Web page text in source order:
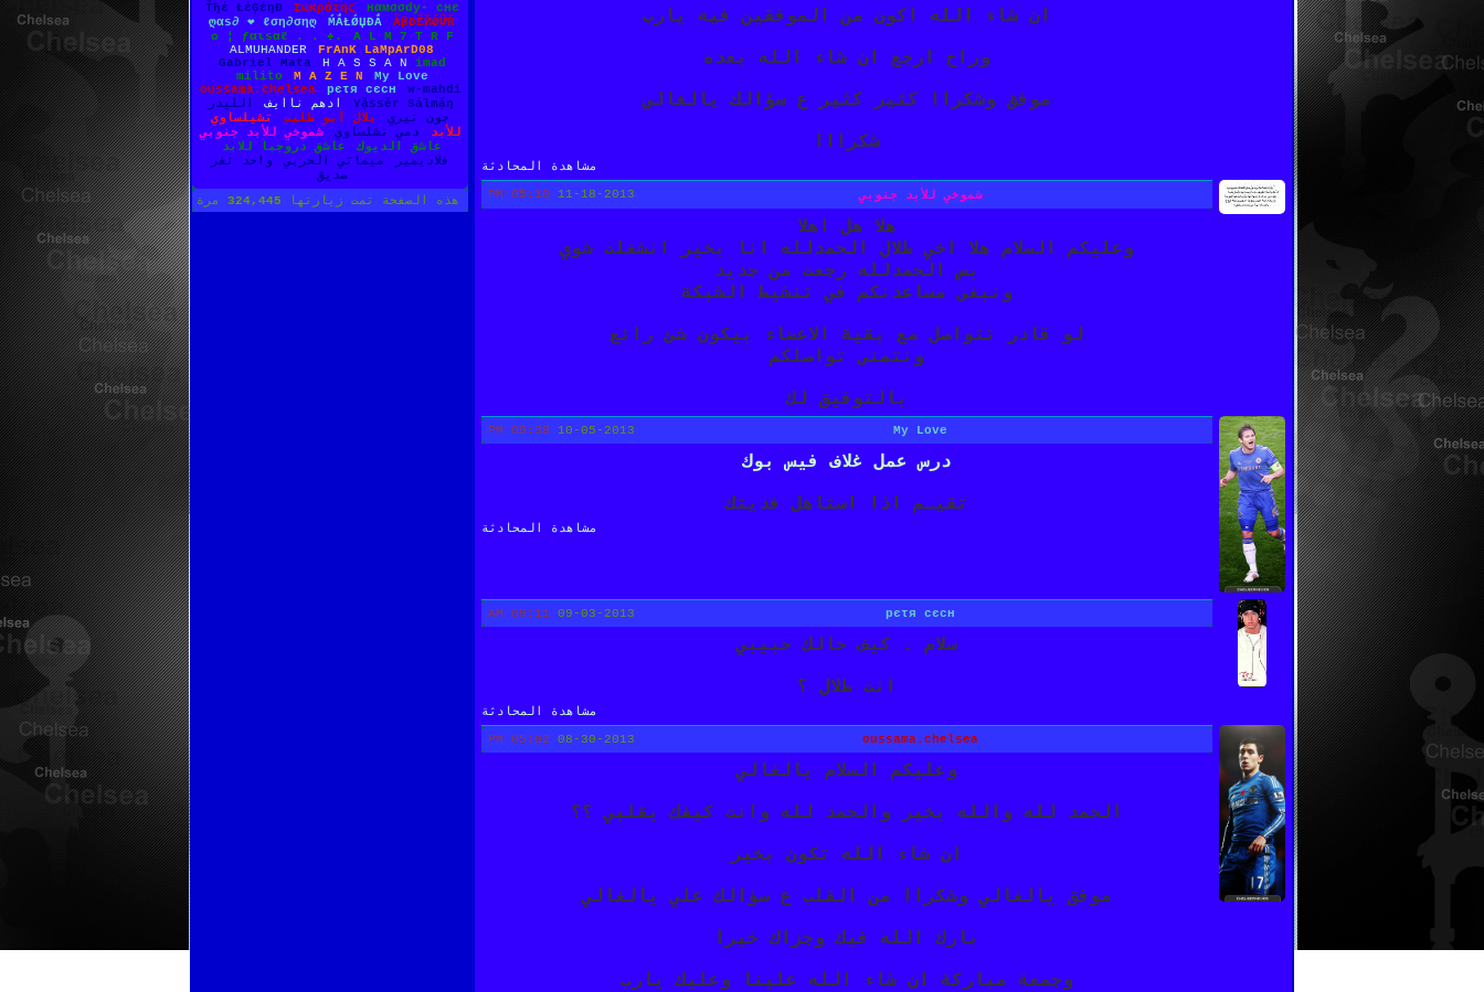
ان شاء الله اكون من الموفقين فيه يارب
وراح ارجع ان شاء الله بعده
موفق وشكراا كثير كثير ع سؤالك يالغالي
شكرااا
مشاهدة المحادثة
11-18-2013
05:10 PM شموخي للأبد جنوبي
هلا هل اهلا
وعليكم السلام هلا اخي طلال الحمدلله انا بخير انشغلت شوي
بس الحمدلله رجعت من جديد
ونبغى مساعدنكم في تنشيط الشبكة
لو قادر تتواصل مع بقية الاعضاء بيكون شئ رائع
ونتمنى تواصلكم
بالتوفيق لك
10-05-2013
09:38 PM My Love
درس عمل غلاف فيس بوك
تقيـم اذا استاهل فديتك
مشاهدة المحادثة
09-03-2013
09:11 AM pєτя сєсн
سلام . كيف حالك حبيبي
انت طلال ؟
مشاهدة المحادثة
08-30-2013
05:02 PM oussama.chelsea
وعليكم السلام يالغالي
الحمد لله والله بخير والحمد لله وانت كيفك يقلبي ؟؟
ان شاء الله تكون بخير
موفق يالغالي وشكراا من القلب ع سؤالك علي يالغالي
بارك الله فيك وجزاك خيرا
وجمعة مباركة ان شاء الله علينا وعليك يارب
Ťђέ ŁέĢέŋĐ
Σωκράτης
нαмσσdy- cнє
ღαѕ∂ ❤ ℓση∂σηღ
ḾẮŁǾЏĐẮ
ẪβĐẼЙǾỮŘ
✿ ¦ ƒαιѕαℓ . . ♣.
A L M 7 T R F
ALMUHANDER
FrAnK LaMpArD08
Gabriel Mata
H A S S A N
imad
milito
M A Z E N
My Love
oussama.chelsea
pєτя сєсн
w-mahdi
Yặssĕr Sálmặŋ
ادهم ناايف
الليدر
جون تيري
بلال أبو طليب
تشيلساوي
للأبد
دمي تشلساوي
شموخي للأبد جنوبي
عاشق الديوك
عاشق دروجبا للابد
فلاديمير
ميماتي الحربي
واحد نفر
صديق
هذه الصفحة تمت زيارتها 324,445 مرة